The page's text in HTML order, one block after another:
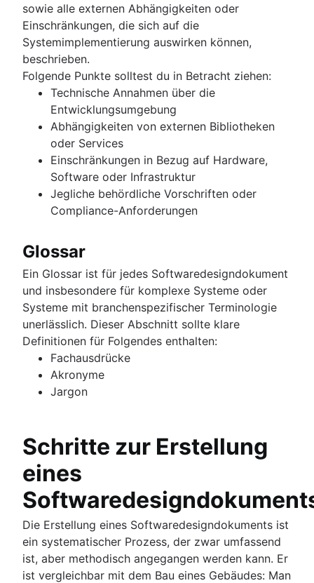
sowie alle externen Abhängigkeiten oder
Einschränkungen, die sich auf die
Systemimplementierung auswirken können,
beschrieben.
Folgende Punkte solltest du in Betracht ziehen:
Technische Annahmen über die
Entwicklungsumgebung
Abhängigkeiten von externen Bibliotheken
oder Services
Einschränkungen in Bezug auf Hardware,
Software oder Infrastruktur
Jegliche behördliche Vorschriften oder
Compliance-Anforderungen
Glossar
Ein Glossar ist für jedes Softwaredesigndokument
und insbesondere für komplexe Systeme oder
Systeme mit branchenspezifischer Terminologie
unerlässlich. Dieser Abschnitt sollte klare
Definitionen für Folgendes enthalten:
Fachausdrücke
Akronyme
Jargon
Schritte zur Erstellung
eines
Die Erstellung eines Softwaredesigndokuments ist
ein systematischer Prozess, der zwar umfassend
ist, aber methodisch angegangen werden kann. Er
ist vergleichbar mit dem Bau eines Gebäudes: Man